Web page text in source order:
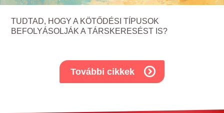
TUDTAD, HOGY A KÖTŐDÉSI TÍPUSOK
BEFOLYÁSOLJÁK A TÁRSKERESÉST IS?
További cikkek